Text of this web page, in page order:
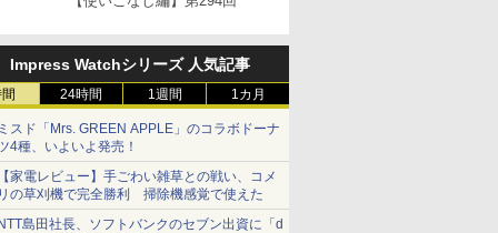
Impress Watchシリーズ 人気記事
24時間 1週間 1カ月
スド「Mrs. GREEN APPLE」のコラボドーナ
4種、いよいよ発売！
家電レビュー】手ごわい雑草との戦い、コメ
の草刈機で完全勝利 掃除機感覚で使えた
島田社長、ソフトバンクのセブン出資に「d